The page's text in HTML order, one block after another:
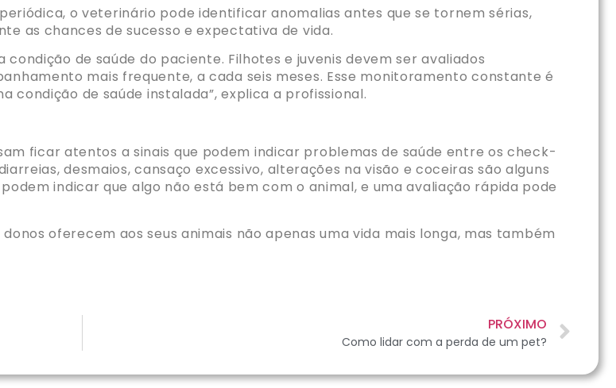
o veterinário pode identificar anomalias antes que se tornem sérias,
as chances de sucesso e expectativa de vida.
de saúde do paciente. Filhotes e juvenis devem ser avaliados
mais frequente, a cada seis meses. Esse monitoramento constante é
condição de saúde instalada”, explica a profissional.
ficar atentos a sinais que podem indicar problemas de saúde entre os check-
desmaios, cansaço excessivo, alterações na visão e coceiras são alguns
indicar que algo não está bem com o animal, e uma avaliação rápida pode
oferecem aos seus animais não apenas uma vida mais longa, mas também
PRÓXIMO
Como lidar com a perda de um pet?